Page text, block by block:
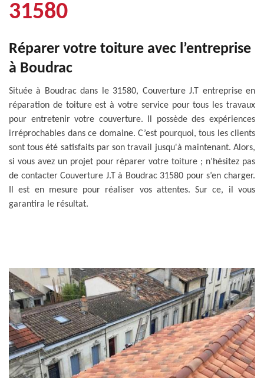
31580
Réparer votre toiture avec l’entreprise
à Boudrac
Située à Boudrac dans le 31580, Couverture J.T entreprise en
réparation de toiture est à votre service pour tous les travaux
pour entretenir votre couverture. Il possède des expériences
irréprochables dans ce domaine. C’est pourquoi, tous les clients
sont tous été satisfaits par son travail jusqu'à maintenant. Alors,
si vous avez un projet pour réparer votre toiture ; n’hésitez pas
de contacter Couverture J.T à Boudrac 31580 pour s’en charger.
Il est en mesure pour réaliser vos attentes. Sur ce, il vous
garantira le résultat.